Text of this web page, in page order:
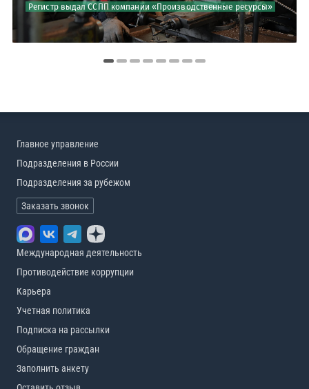
Регистр выдал ССПП компании «Производственные ресурсы»
Главное управление
Подразделения в России
Подразделения за рубежом
Заказать звонок
Международная деятельность
Противодействие коррупции
Карьера
Учетная политика
Подписка на рассылки
Обращение граждан
Заполнить анкету